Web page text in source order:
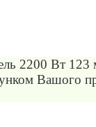
2200 Вт
Вашого